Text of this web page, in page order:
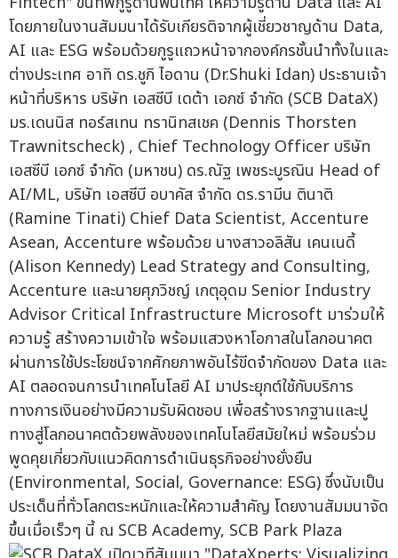
โดยภายในงานสัมมนาได้รับเกียรติจากผู้เชี่ยวชาญด้าน Data,
AI และ ESG พร้อมด้วยกูรูแถวหน้าจากองค์กรชั้นนำทั้งในและ
ต่างประเทศ อาทิ ดร.ชูกิ ไอดาน (Dr.Shuki Idan) ประธานเจ้า
หน้าที่บริหาร บริษัท เอสซีบี เดต้า เอกซ์ จำกัด (SCB DataX)
มร.เดนนิส ทอร์สเทน ทรานิทสเชค (Dennis Thorsten
Trawnitscheck) , Chief Technology Officer บริษัท
เอสซีบี เอกซ์ จำกัด (มหาชน) ดร.ณัฐ เพชระบูรณิน Head of
AI/ML, บริษัท เอสซีบี อบาคัส จำกัด ดร.รามีน ตินาติ
(Ramine Tinati) Chief Data Scientist, Accenture
Asean, Accenture พร้อมด้วย นางสาวอลิสัน เคนเนดี้
(Alison Kennedy) Lead Strategy and Consulting,
Accenture และนายศุภวิชญ์ เกตุอุดม Senior Industry
Advisor Critical Infrastructure Microsoft มาร่วมให้
ความรู้ สร้างความเข้าใจ พร้อมแสวงหาโอกาสในโลกอนาคต
ผ่านการใช้ประโยชน์จากศักยภาพอันไร้ขีดจำกัดของ Data และ
AI ตลอดจนการนำเทคโนโลยี AI มาประยุกต์ใช้กับบริการ
ทางการเงินอย่างมีความรับผิดชอบ เพื่อสร้างรากฐานและปู
ทางสู่โลกอนาคตด้วยพลังของเทคโนโลยีสมัยใหม่ พร้อมร่วม
พูดคุยเกี่ยวกับแนวคิดการดำเนินธุรกิจอย่างยั่งยืน
(Environmental, Social, Governance: ESG) ซึ่งนับเป็น
ประเด็นที่ทั่วโลกตระหนักและให้ความสำคัญ โดยงานสัมมนาจัด
ขึ้นเมื่อเร็วๆ นี้ ณ SCB Academy, SCB Park Plaza